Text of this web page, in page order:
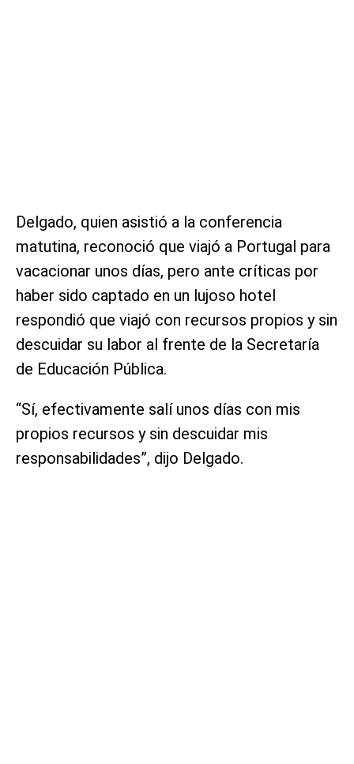
Delgado, quien asistió a la conferencia
matutina, reconoció que viajó a Portugal para
vacacionar unos días, pero ante críticas por
haber sido captado en un lujoso hotel
respondió que viajó con recursos propios y sin
descuidar su labor al frente de la Secretaría
de Educación Pública.
“Sí, efectivamente salí unos días con mis
propios recursos y sin descuidar mis
responsabilidades”, dijo Delgado.